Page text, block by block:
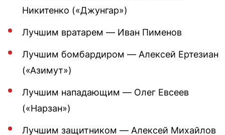
Никитенко («Джунгар»)
Лучшим вратарем — Иван Пименов
Лучшим бомбардиром — Алексей Ертезиан
(«Азимут»)
Лучшим нападающим — Олег Евсеев
(«Нарзан»)
Лучшим защитником — Алексей Михайлов